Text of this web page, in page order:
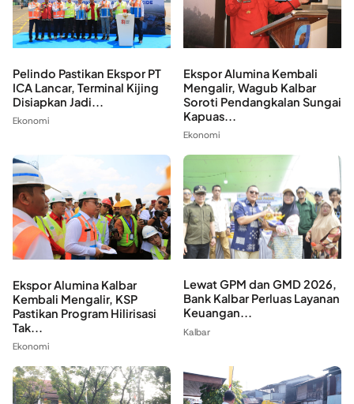
Pelindo Pastikan Ekspor PT
ICA Lancar, Terminal Kijing
Disiapkan Jadi...
Ekonomi
Ekspor Alumina Kembali
Mengalir, Wagub Kalbar
Soroti Pendangkalan Sungai
Kapuas...
Ekonomi
Ekspor Alumina Kalbar
Kembali Mengalir, KSP
Pastikan Program Hilirisasi
Tak...
Ekonomi
Lewat GPM dan GMD 2026,
Bank Kalbar Perluas Layanan
Keuangan...
Kalbar